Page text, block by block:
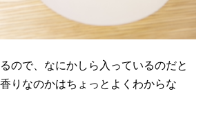
ので、なにかしら入っているのだと
りなのかはちょっとよくわからな